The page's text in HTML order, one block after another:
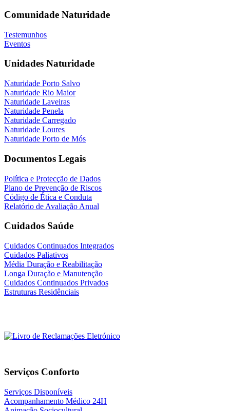
Comunidade Naturidade
Testemunhos
Eventos
Unidades Naturidade
Naturidade Porto Salvo
Naturidade Rio Maior
Naturidade Laveiras
Naturidade Penela
Naturidade Carregado
Naturidade Loures
Naturidade Porto de Mós
Documentos Legais
Política e Protecção de Dados
Plano de Prevenção de Riscos
Código de Ética e Conduta
Relatório de Avaliação Anual
Cuidados Saúde
Cuidados Continuados Integrados
Cuidados Paliativos
Média Duração e Reabilitação
Longa Duração e Manutenção
Cuidados Continuados Privados
Estruturas Residênciais
Serviços Conforto
Serviços Disponíveis
Acompanhamento Médico 24H